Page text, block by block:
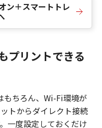
ン＋スマートトレ
プリントできる
もちろん、Wi-Fi環境が
トからダイレクト接続
一度設定しておくだけ